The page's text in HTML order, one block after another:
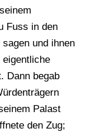
Fuss in den
und ihnen
eigentliche
Dann begab
Palast
den Zug;